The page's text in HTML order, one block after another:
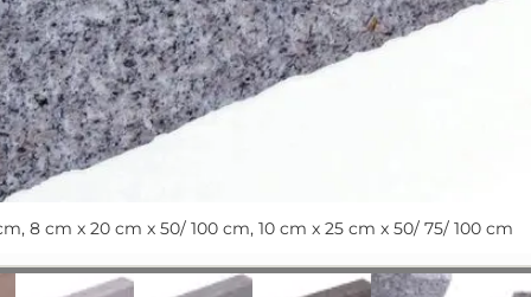
8 cm x 20 cm x 50/ 100 cm, 10 cm x 25 cm x 50/ 75/ 100 cm